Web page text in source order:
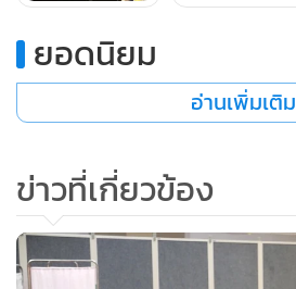
ยอดนิยม
อ่านเพิ่มเติม
ข่าวที่เกี่ยวข้อง